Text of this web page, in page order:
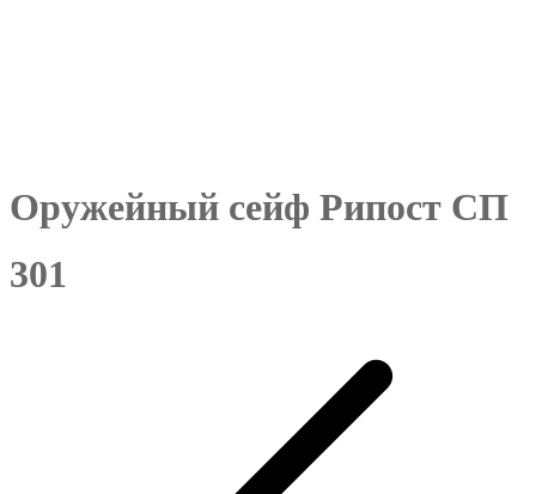
Оружейный сейф Рипост СП
301